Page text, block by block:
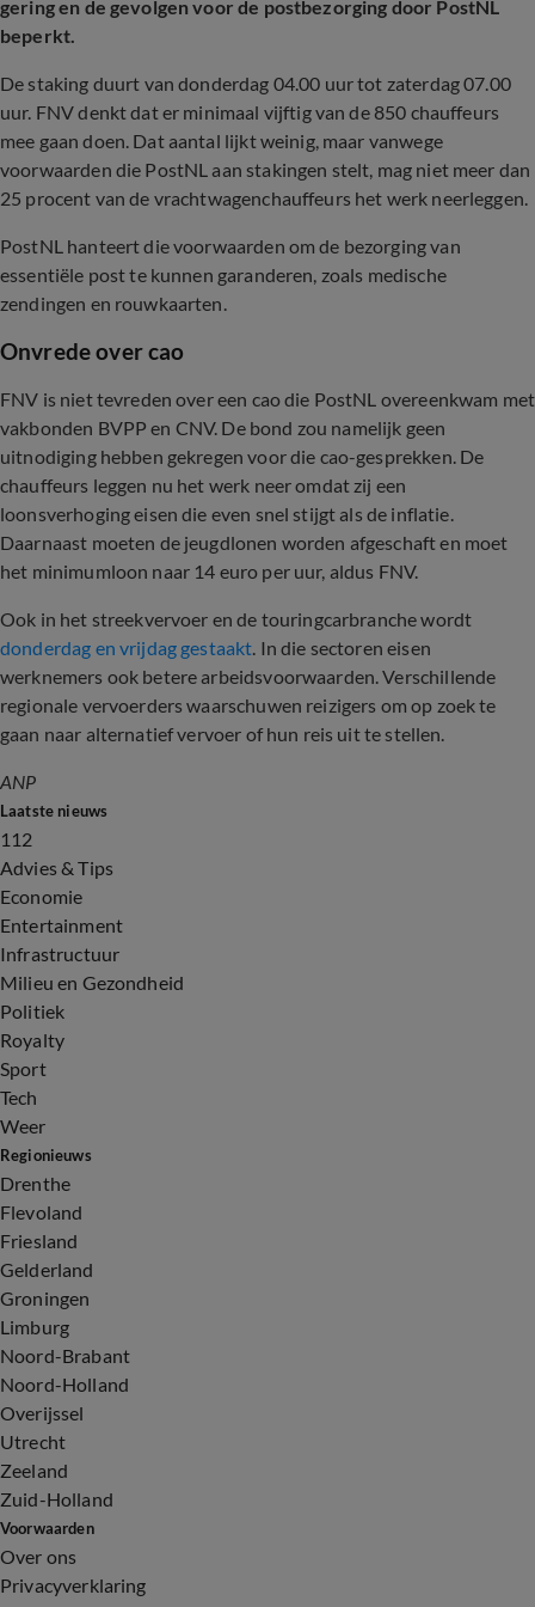
gering en de gevolgen voor de postbezorging door PostNL
beperkt.
De staking duurt van donderdag 04.00 uur tot zaterdag 07.00
uur. FNV denkt dat er minimaal vijftig van de 850 chauffeurs
mee gaan doen. Dat aantal lijkt weinig, maar vanwege
voorwaarden die PostNL aan stakingen stelt, mag niet meer dan
25 procent van de vrachtwagenchauffeurs het werk neerleggen.
PostNL hanteert die voorwaarden om de bezorging van
essentiële post te kunnen garanderen, zoals medische
zendingen en rouwkaarten.
Onvrede over cao
FNV is niet tevreden over een cao die PostNL overeenkwam met
vakbonden BVPP en CNV. De bond zou namelijk geen
uitnodiging hebben gekregen voor die cao-gesprekken. De
chauffeurs leggen nu het werk neer omdat zij een
loonsverhoging eisen die even snel stijgt als de inflatie.
Daarnaast moeten de jeugdlonen worden afgeschaft en moet
het minimumloon naar 14 euro per uur, aldus FNV.
Ook in het streekvervoer en de touringcarbranche wordt
donderdag en vrijdag gestaakt. In die sectoren eisen
werknemers ook betere arbeidsvoorwaarden. Verschillende
regionale vervoerders waarschuwen reizigers om op zoek te
gaan naar alternatief vervoer of hun reis uit te stellen.
ANP
Laatste nieuws
112
Advies & Tips
Economie
Entertainment
Infrastructuur
Milieu en Gezondheid
Politiek
Royalty
Sport
Tech
Weer
Regionieuws
Drenthe
Flevoland
Friesland
Gelderland
Groningen
Limburg
Noord-Brabant
Noord-Holland
Overijssel
Utrecht
Zeeland
Zuid-Holland
Voorwaarden
Over ons
Privacyverklaring